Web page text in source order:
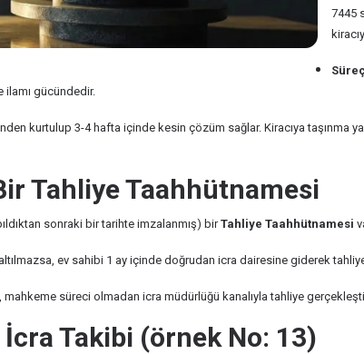
7445
gücündedir.
kurtulup 3-4 hafta içinde kesin çözüm sağlar. Kiracıya taşınma
Tahliye Taahhütnamesi
sonraki bir tarihte imzalanmış) birTahliye Taahhütnamesi
ev sahibi 1 ay içinde doğrudan icra dairesine giderek
mahkeme süreci olmadan icra müdürlüğü kanalıyla tahliye
Takibi (örnek No: 13)